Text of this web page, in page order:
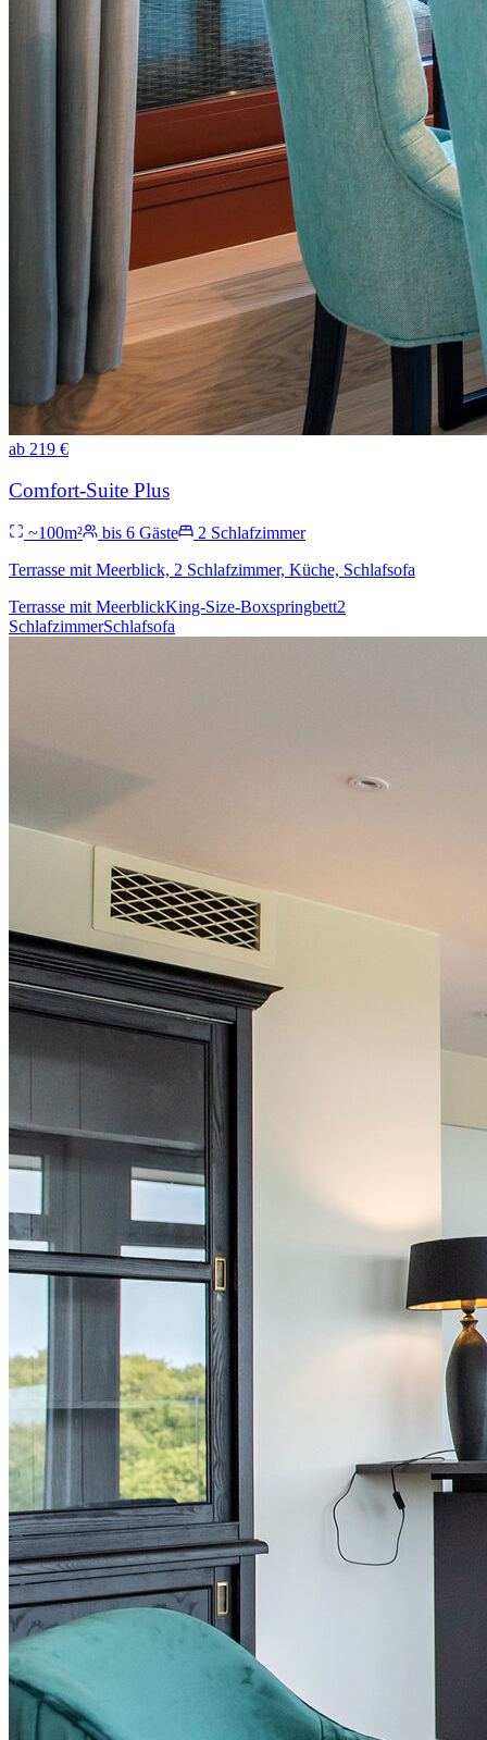
ab 219 €
Comfort-Suite Plus
~100m² bis 6 Gäste 2 Schlafzimmer
Terrasse mit Meerblick, 2 Schlafzimmer, Küche, Schlafsofa
Terrasse mit MeerblickKing-Size-Boxspringbett2
SchlafzimmerSchlafsofa